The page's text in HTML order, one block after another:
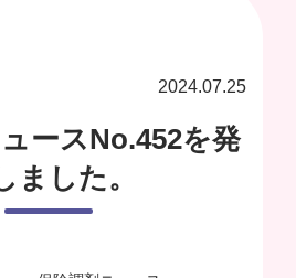
2024.07.25
ースNo.452を発
ました。